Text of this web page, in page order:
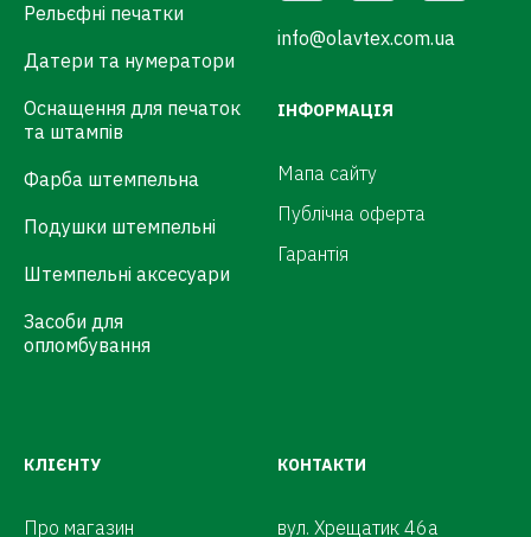
Рельєфні печатки
Датери та нумератори
Оснащення для печаток
та штампів
Фарба штемпельна
Подушки штемпельні
Штемпельні аксесуари
Засоби для
опломбування
info@olavtex.com.ua
ІНФОРМАЦІЯ
Мапа сайту
Публічна оферта
Гарантія
КЛІЄНТУ
Про магазин
КОНТАКТИ
вул. Хрещатик 46а